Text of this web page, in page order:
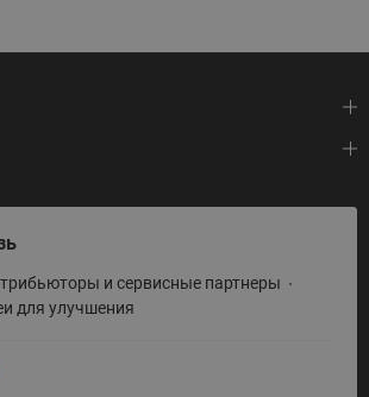
платформа)
и инструменты
и сервисные партнеры
для улучшения